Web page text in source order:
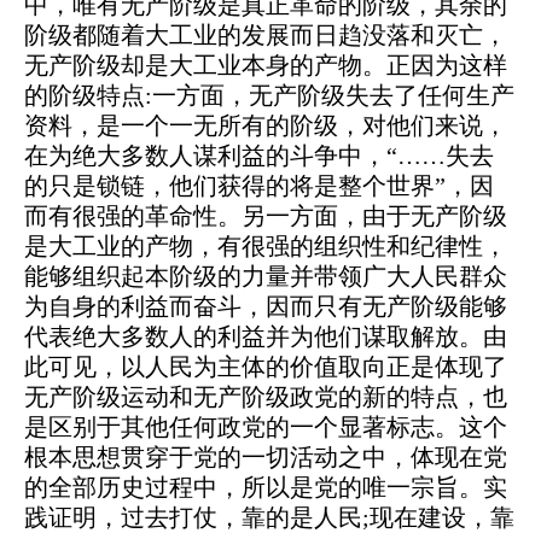
阶级都随着大工业的发展而日趋没落和灭亡，
无产阶级却是大工业本身的产物。正因为这样
的阶级特点:一方面，无产阶级失去了任何生产
资料，是一个一无所有的阶级，对他们来说，
在为绝大多数人谋利益的斗争中，“……失去
的只是锁链，他们获得的将是整个世界”，因
而有很强的革命性。另一方面，由于无产阶级
是大工业的产物，有很强的组织性和纪律性，
能够组织起本阶级的力量并带领广大人民群众
为自身的利益而奋斗，因而只有无产阶级能够
代表绝大多数人的利益并为他们谋取解放。由
此可见，以人民为主体的价值取向正是体现了
无产阶级运动和无产阶级政党的新的特点，也
是区别于其他任何政党的一个显著标志。这个
根本思想贯穿于党的一切活动之中，体现在党
的全部历史过程中，所以是党的唯一宗旨。实
践证明，过去打仗，靠的是人民;现在建设，靠